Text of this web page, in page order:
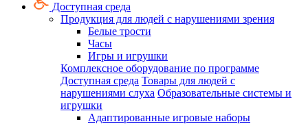
Доступная среда
Продукция для людей с нарушениями зрения
Белые трости
Часы
Игры и игрушки
Комплексное оборудование по программе
Доступная среда Товары для людей с
нарушениями слуха Образовательные системы и
игрушки
Адаптированные игровые наборы